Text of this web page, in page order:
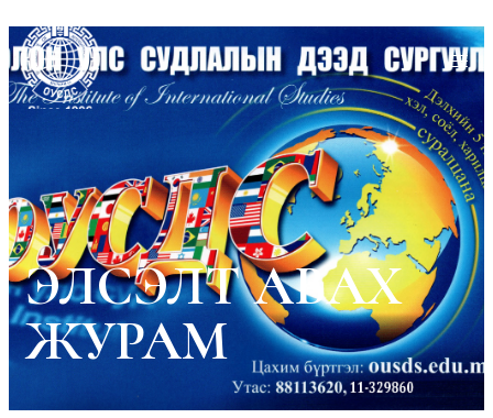
ЭЛСЭЛТ АВАХ
ЖУРАМ